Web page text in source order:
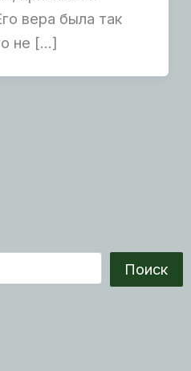
Поиск
вера была так
не […]